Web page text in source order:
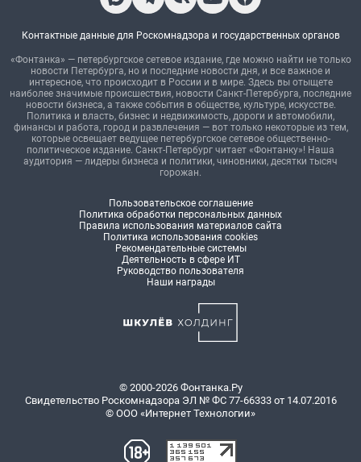
Контактные данные для Роскомнадзора и государственных органов
«Фонтанка» — петербургское сетевое издание, где можно найти не только
новости Петербурга, но и последние новости дня, и все важное и
интересное, что происходит в России и в мире. Здесь вы отыщете
наиболее значимые происшествия, новости Санкт-Петербурга, последние
новости бизнеса, а также события в обществе, культуре, искусстве.
Политика и власть, бизнес и недвижимость, дороги и автомобили,
финансы и работа, город и развлечения — вот только некоторые из тем,
которые освещает ведущее петербургское сетевое общественно-
политическое издание. Санкт-Петербург читает «Фонтанку»! Наша
аудитория — лидеры бизнеса и политики, чиновники, десятки тысяч
горожан.
Пользовательское соглашение
Политика обработки персональных данных
Правила использования материалов сайта
Политика использования cookies
Рекомендательные системы
Деятельность в сфере ИТ
Руководство пользователя
Наши награды
© 2000-2026 Фонтанка.Ру
Свидетельство Роскомнадзора ЭЛ № ФС 77-66333 от 14.07.2016
© ООО «Интернет Технологии»